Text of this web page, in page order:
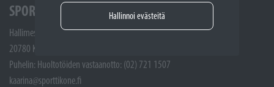
Hallinnoi evästeitä
SPORTTIKONE KAARINA
Hallimestarinkatu 4
20780 Kaarina
Puhelin: Huoltotöiden vastaanotto: (02) 721 1507
kaarina@sporttikone.fi